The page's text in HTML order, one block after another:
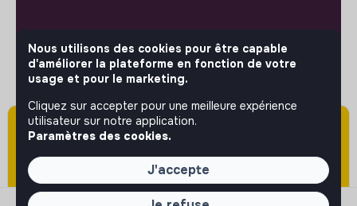
Attention cette annonce a été publiée il y a
plus de 60 jours (le 29/05/2026) et est sans
doute expirée ou non mise à jour.
SUIVEZ-NOUS
© 2026 jobs that makesense.
Nous utilisons des cookies pour être capable
d'améliorer la plateforme en fonction de votre
usage et pour le marketing.
Cliquez sur accepter pour une meilleure expérience
utilisateur sur notre application.
Paramètres des cookies.
J'accepte